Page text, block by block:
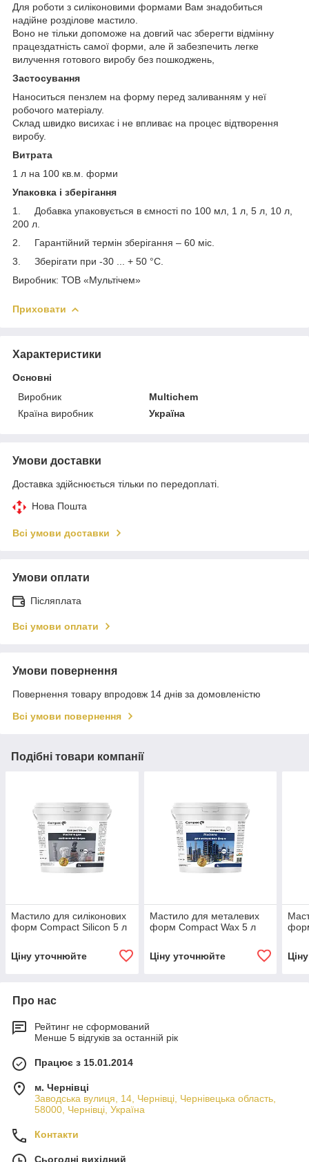
Для роботи з силіконовими формами Вам знадобиться
надійне розділове мастило.
Воно не тільки допоможе на довгий час зберегти відмінну
працездатність самої форми, але й забезпечить легке
вилучення готового виробу без пошкоджень,
Застосування
Наноситься пензлем на форму перед заливанням у неї
робочого матеріалу.
Склад швидко висихає і не впливає на процес відтворення
виробу.
Витрата
1 л на 100 кв.м. форми
Упаковка і зберігання
1. Добавка упаковується в ємності по 100 мл, 1 л, 5 л, 10 л,
200 л.
2. Гарантійний термін зберігання – 60 міс.
3. Зберігати при -30 ... + 50 °С.
Виробник: ТОВ «Мультічем»
Приховати
Характеристики
Основні
Виробник
Multichem
Країна виробник
Україна
Умови доставки
Доставка здійснюється тільки по передоплаті.
Нова Пошта
Всі умови доставки
Умови оплати
Післяплата
Всі умови оплати
Умови повернення
Повернення товару впродовж 14 днів за домовленістю
Всі умови повернення
Подібні товари компанії
Мастило для силіконових
форм Compact Silicon 5 л
Ціну уточнюйте
Мастило для металевих
форм Compact Wax 5 л
Ціну уточнюйте
Про нас
Рейтинг не сформований
Менше 5 відгуків за останній рік
Працює з 15.01.2014
м. Чернівці
Заводська вулиця, 14, Чернівці, Чернівецька область,
58000, Чернівці, Україна
Контакти
Сьогодні вихідний